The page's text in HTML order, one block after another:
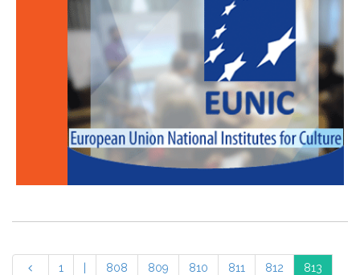
1 808 809 810 811 812 813